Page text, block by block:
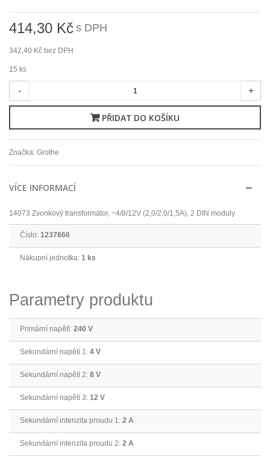
414,30 Kč s DPH
342,40 Kč bez DPH
15 ks
- +
PŘIDAT DO KOŠÍKU
Značka: Grothe
VÍCE INFORMACÍ
14073 Zvonkový transformátor, ~4/8/12V (2,0/2,0/1,5A), 2 DIN moduly
Číslo: 1237666
Nákupní jednotka: 1 ks
Parametry produktu
Primární napětí: 240 V
Sekundární napětí 1: 4 V
Sekundární napětí 2: 8 V
Sekundární napětí 3: 12 V
Sekundární intenzita proudu 1: 2 A
Sekundární intenzita proudu 2: 2 A